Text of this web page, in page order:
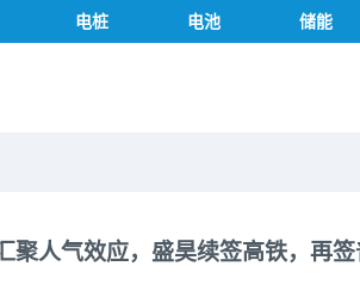
电桩 电池 储能
聚人气效应，盛昊续签高铁，再